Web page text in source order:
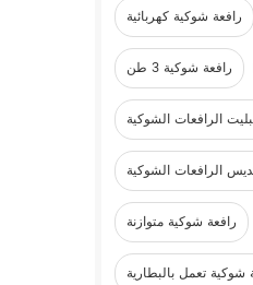
رافعة شوكية كهربائية
رافعة شوكية 3 طن
الرافعات الشوكية
الرافعات الشوكية
رافعة شوكية متوازنة
تعمل بالبطارية